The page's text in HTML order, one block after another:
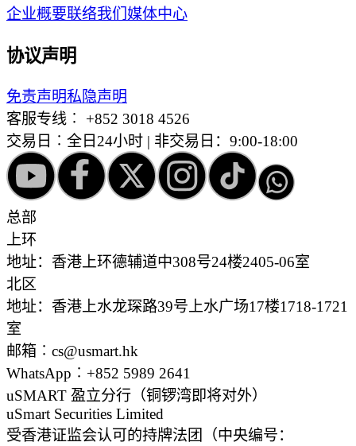
企业概要联络我们媒体中心
协议声明
免责声明私隐声明
客服专线︰ +852 3018 4526
交易日︰全日24小时 | 非交易日：9:00-18:00
总部
上环
地址：香港上环德辅道中308号24楼2405-06室
北区
地址：香港上水龙琛路39号上水广场17楼1718-1721
室
邮箱︰cs@usmart.hk
WhatsApp︰+852 5989 2641
uSMART 盈立分行 （铜锣湾即将对外）
uSmart Securities Limited
受香港证监会认可的持牌法团（中央编号：